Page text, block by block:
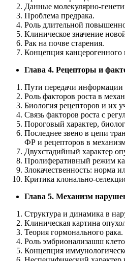
Данные молекулярно-
Проблема предрака.
Роль длительной
Клиническое значение
Рак на почве старения.
Концепция канцерогенного
Глава 4. Рецепторы и
Пути передачи информации
Роль факторов роста в
Биология рецепторов и их
Связь факторов роста с
Пороговый характер,
Последнее звено в цепи
ФР и рецепторов в
Двухстадийный характер
Пролиферативный режим
Злокачественность: норма
Критика клонально-
Глава 5. Механизм
Структура и динамика в
Клиническая картина
Теория гормонального рака.
Роль эмбрионализашш
Концепция